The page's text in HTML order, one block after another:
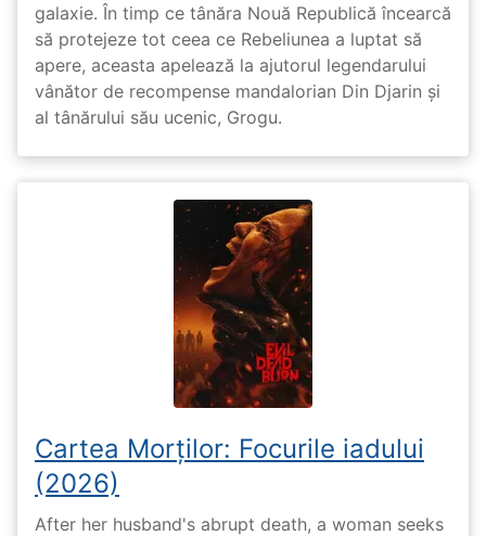
galaxie. În timp ce tânăra Nouă Republică încearcă
să protejeze tot ceea ce Rebeliunea a luptat să
apere, aceasta apelează la ajutorul legendarului
vânător de recompense mandalorian Din Djarin și
al tânărului său ucenic, Grogu.
Cartea Morților: Focurile iadului
(2026)
After her husband's abrupt death, a woman seeks